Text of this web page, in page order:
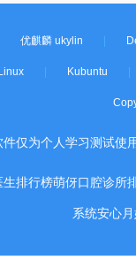
优麒麟 ukylin
Kubuntu
仅为个人学习测试使
生排行榜萌伢口腔诊所
系统安心